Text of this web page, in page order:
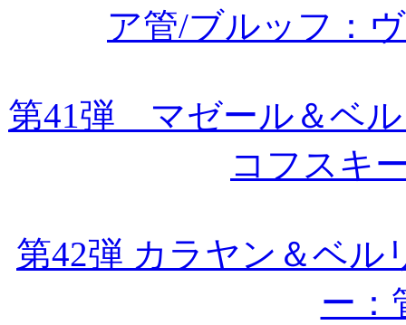
ア管/ブルッフ：
第41弾 マゼール＆ベ
コフスキ
第42弾 カラヤン＆ベル
ー：